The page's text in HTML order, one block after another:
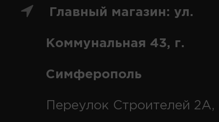
Главный магазин: ул.
Коммунальная 43, г.
Симферополь
Переулок Строителей 2А,